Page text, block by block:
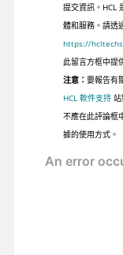
提交資訊。HCL
體和服務。請透
https://
此留言方框中提
注意： 要報告有
HCL 軟件支持站
不應在此評論框
據的使用方式。